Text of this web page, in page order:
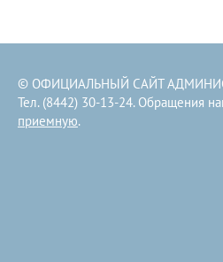
© ОФИЦИАЛЬНЫЙ САЙТ
Тел. (8442) 30-13-24. Обращения
приемную.